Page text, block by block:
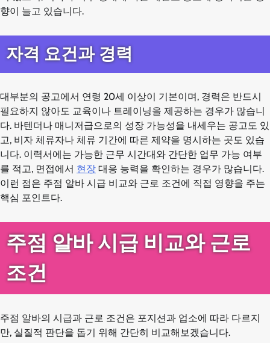
향이 늘고 있습니다.
자격 요건과 경력
대부분의 공고에서 연령 20세 이상이 기본이며, 경력은 반드시
필요하지 않아도 교육이나 트레이닝을 제공하는 경우가 많습니
다. 바텐더나 매니저급으로의 성장 가능성을 내세우는 공고도 있
고, 비자 체류자나 체류 기간에 따른 제약을 명시하는 곳도 있습
니다. 이력서에는 가능한 근무 시간대와 간단한 업무 가능 여부
를 적고, 면접에서 현장 대응 능력을 확인하는 경우가 많습니다.
이런 점은 주점 알바 시급 비교와 근로 조건에 직접 영향을 주는
핵심 포인트다.
주점 알바 시급 비교와 근로
조건
주점 알바의 시급과 근로 조건은 포지션과 업소에 따라 다르지
만, 실질적 판단을 돕기 위해 간단히 비교해보겠습니다.